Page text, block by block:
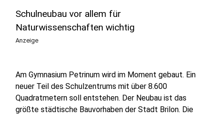
Schulneubau vor allem für
Naturwissenschaften wichtig
Anzeige
Am Gymnasium Petrinum wird im Moment gebaut. Ein
neuer Teil des Schulzentrums mit über 8.600
Quadratmetern soll entstehen. Der Neubau ist das
größte städtische Bauvorhaben der Stadt Brilon. Die